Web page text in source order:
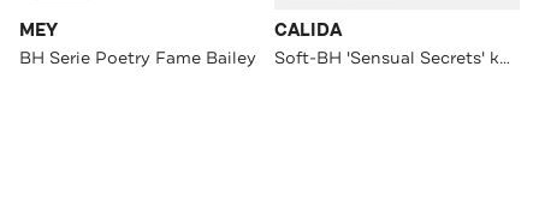
MEY
BH Serie Poetry Fame Bailey
CALIDA
Soft-BH 'Sensual Secrets' koralle